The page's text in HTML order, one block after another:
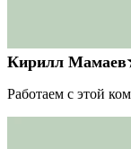
Кирилл Мамаев
Работаем с этой